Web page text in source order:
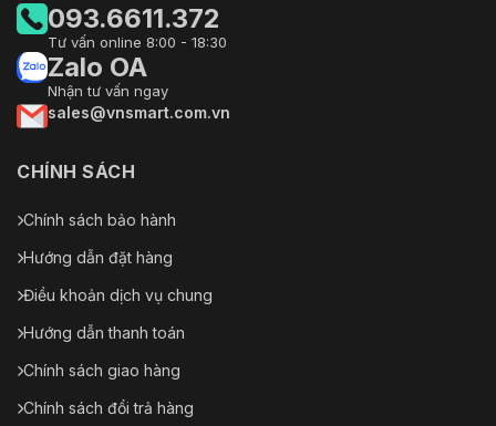
Ứng dụng di động
Lưu trữ
Dịch vụ đám mây
Giao diện
Nút Đặt lại
ANR
Nguồn điện
093.6611.372
Tư vấn online 8:00 - 18:30
Zalo OA
Nhận tư vấn ngay
sales@vnsmart.com.vn
CHÍNH SÁCH
Chính sách bảo hành
Hướng dẫn đặt hàng
Điều khoản dịch vụ chung
Hướng dẫn thanh toán
Chính sách giao hàng
Chính sách đổi trả hàng